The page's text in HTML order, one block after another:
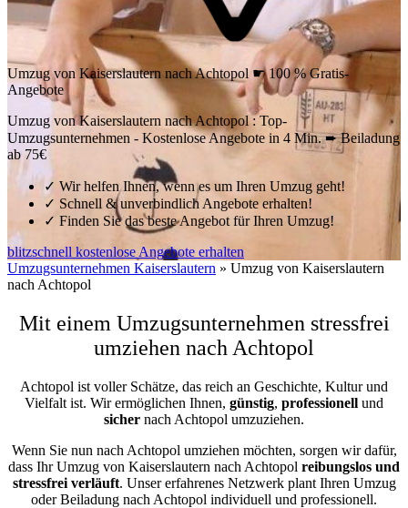
Umzug von Kaiserslautern nach Achtopol ☛ 100 % Gratis-
Angebote
Umzug von Kaiserslautern nach Achtopol : Top-
Umzugsunternehmen - Kostenlose Angebote in 4 Min. ➨ Beiladung
ab 75€
✓ Wir helfen Ihnen, wenn es um Ihren Umzug geht!
✓ Schnell & unverbindlich Angebote erhalten!
✓ Finden Sie das beste Angebot für Ihren Umzug!
blitzschnell kostenlose Angebote erhalten
Umzugsunternehmen Kaiserslautern » Umzug von Kaiserslautern
nach Achtopol
Mit einem Umzugsunternehmen stressfrei
umziehen nach Achtopol
Achtopol ist voller Schätze, das reich an Geschichte, Kultur und
Vielfalt ist. Wir ermöglichen Ihnen, günstig, professionell und
sicher nach Achtopol umzuziehen.
Wenn Sie nun nach Achtopol umziehen möchten, sorgen wir dafür,
dass Ihr Umzug von Kaiserslautern nach Achtopol reibungslos und
stressfrei verläuft. Unser erfahrenes Netzwerk plant Ihren Umzug
oder Beiladung nach Achtopol individuell und professionell.